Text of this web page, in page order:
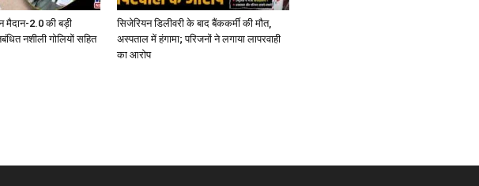
मैदान-2.0 की बड़ी
नशीली गोलियों सहित
सिजेरियन डिलीवरी के बाद बैंककर्मी की मौत,
अस्पताल में हंगामा; परिजनों ने लगाया लापरवाही
का आरोप